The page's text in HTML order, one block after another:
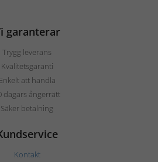
garanterar
Trygg leverans
Kvalitetsgaranti
Enkelt att handla
dagars ångerrätt
Säker betalning
Kontakt